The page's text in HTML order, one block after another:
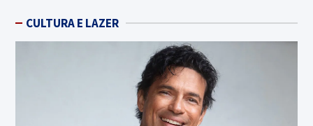
CULTURA E LAZER